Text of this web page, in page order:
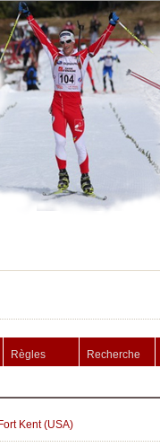
Règles Recherche
Kent (USA)